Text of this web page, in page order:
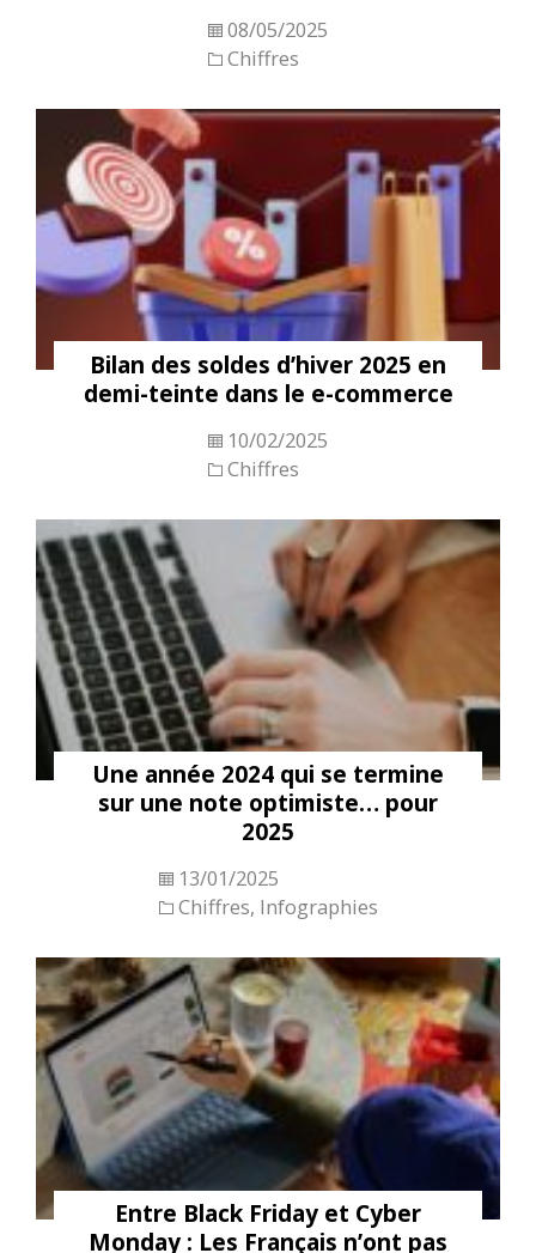
08/05/2025
Chiffres
Bilan des soldes d’hiver 2025 en
demi-teinte dans le e-commerce
10/02/2025
Chiffres
Une année 2024 qui se termine
sur une note optimiste… pour
2025
13/01/2025
Chiffres, Infographies
Entre Black Friday et Cyber
Monday : Les Français n’ont pas